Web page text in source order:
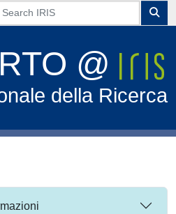
@
della Ricerca